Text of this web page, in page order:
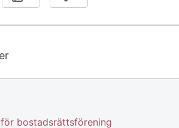
bostadsrättsförening